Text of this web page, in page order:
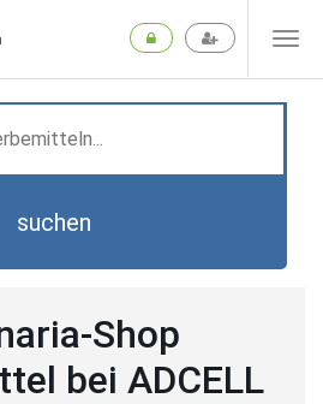
suchen
Shop
bei ADCELL